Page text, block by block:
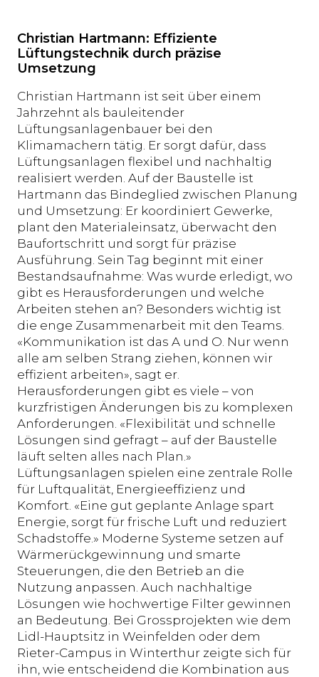
Christian Hartmann: Effiziente
Lüftungstechnik durch präzise
Umsetzung
Christian Hartmann ist seit über einem
Jahrzehnt als bauleitender
Lüftungsanlagenbauer bei den
Klimamachern tätig. Er sorgt dafür, dass
Lüftungsanlagen flexibel und nachhaltig
realisiert werden. Auf der Baustelle ist
Hartmann das Bindeglied zwischen Planung
und Umsetzung: Er koordiniert Gewerke,
plant den Materialeinsatz, überwacht den
Baufortschritt und sorgt für präzise
Ausführung. Sein Tag beginnt mit einer
Bestandsaufnahme: Was wurde erledigt, wo
gibt es Herausforderungen und welche
Arbeiten stehen an? Besonders wichtig ist
die enge Zusammenarbeit mit den Teams.
«Kommunikation ist das A und O. Nur wenn
alle am selben Strang ziehen, können wir
effizient arbeiten», sagt er.
Herausforderungen gibt es viele – von
kurzfristigen Änderungen bis zu komplexen
Anforderungen. «Flexibilität und schnelle
Lösungen sind gefragt – auf der Baustelle
läuft selten alles nach Plan.»
Lüftungsanlagen spielen eine zentrale Rolle
für Luftqualität, Energieeffizienz und
Komfort. «Eine gut geplante Anlage spart
Energie, sorgt für frische Luft und reduziert
Schadstoffe.» Moderne Systeme setzen auf
Wärmerückgewinnung und smarte
Steuerungen, die den Betrieb an die
Nutzung anpassen. Auch nachhaltige
Lösungen wie hochwertige Filter gewinnen
an Bedeutung. Bei Grossprojekten wie dem
Lidl-Hauptsitz in Weinfelden oder dem
Rieter-Campus in Winterthur zeigte sich für
ihn, wie entscheidend die Kombination aus